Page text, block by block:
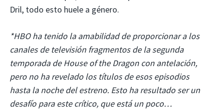
Dril, todo esto huele a género.
*HBO ha tenido la amabilidad de proporcionar a los
canales de televisión fragmentos de la segunda
temporada de House of the Dragon con antelación,
pero no ha revelado los títulos de esos episodios
hasta la noche del estreno. Esto ha resultado ser un
desafío para este crítico, que está un poco…